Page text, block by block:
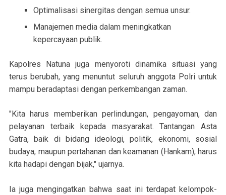
Optimalisasi sinergitas dengan semua unsur.
Manajemen media dalam meningkatkan
kepercayaan publik.
Kapolres Natuna juga menyoroti dinamika situasi yang
terus berubah, yang menuntut seluruh anggota Polri untuk
mampu beradaptasi dengan perkembangan zaman.
"Kita harus memberikan perlindungan, pengayoman, dan
pelayanan terbaik kepada masyarakat. Tantangan Asta
Gatra, baik di bidang ideologi, politik, ekonomi, sosial
budaya, maupun pertahanan dan keamanan (Hankam), harus
kita hadapi dengan bijak," ujarnya.
Ia juga mengingatkan bahwa saat ini terdapat kelompok-